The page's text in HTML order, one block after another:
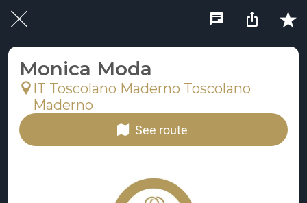
Monica Moda
IT Toscolano Maderno Toscolano
Maderno
See route